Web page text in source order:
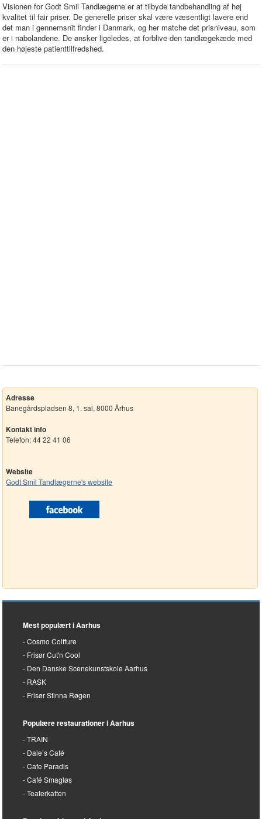
Visionen for Godt Smil Tandlægerne er at tilbyde tandbehandling af høj
kvalitet til fair priser. De generelle priser skal være væsentligt lavere end
det man i gennemsnit finder i Danmark, og her matche det prisniveau, som
er i nabolandene. De ønsker ligeledes, at forblive den tandlægekæde med
den højeste patienttilfredshed.
Adresse
Banegårdspladsen 8, 1. sal, 8000 Århus
Kontakt info
Telefon: 44 22 41 06
Website
Godt Smil Tandlægerne's website
Mest populært i Aarhus
Cosmo Coiffure
Frisør Cut'n Cool
Den Danske Scenekunstskole Aarhus
RASK
Frisør Stinna Røgen
Populære restaurationer i Aarhus
TRAIN
Dale’s Café
Cafe Paradis
Café Smagløs
Teaterkatten